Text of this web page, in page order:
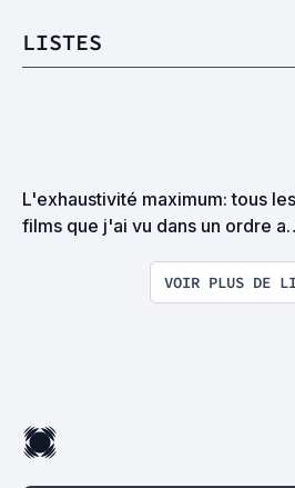
LISTES
L'exhaustivité maximum: tous les
films que j'ai vu dans un ordre au
VOIR PLUS DE